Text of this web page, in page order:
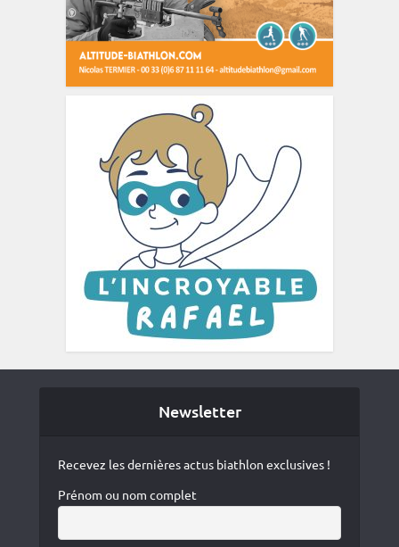
Newsletter
Recevez les dernières actus biathlon exclusives !
Prénom ou nom complet